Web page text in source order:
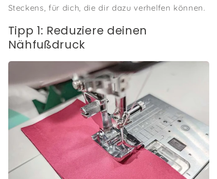
Steckens, für dich, die dir dazu verhelfen können.
Tipp 1: Reduziere deinen
Nähfußdruck